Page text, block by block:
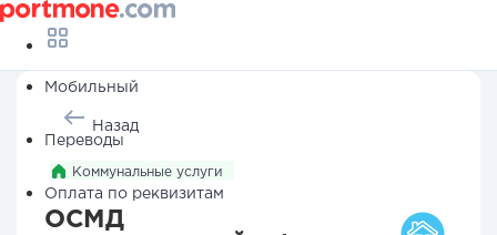
Мобильный
Переводы
Оплата по реквизитам
Назад
Коммунальные услуги
ОСМД